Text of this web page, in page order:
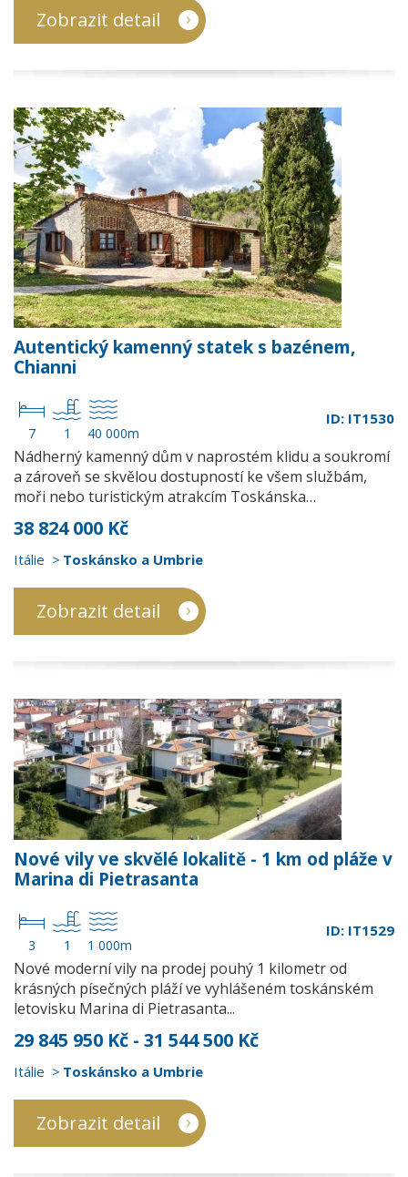
Zobrazit detail
Autentický kamenný statek s bazénem,
Chianni
7 1 40 000m
ID: IT1530
Nádherný kamenný dům v naprostém klidu a soukromí
a zároveň se skvělou dostupností ke všem službám,
moři nebo turistickým atrakcím Toskánska…
38 824 000 Kč
Itálie Toskánsko a Umbrie
Zobrazit detail
Nové vily ve skvělé lokalitě - 1 km od pláže v
Marina di Pietrasanta
3 1 1 000m
ID: IT1529
Nové moderní vily na prodej pouhý 1 kilometr od
krásných písečných pláží ve vyhlášeném toskánském
letovisku Marina di Pietrasanta...
29 845 950 Kč - 31 544 500 Kč
Itálie Toskánsko a Umbrie
Zobrazit detail